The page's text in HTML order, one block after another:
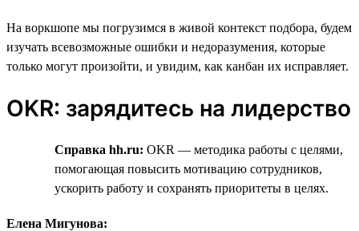
На воркшопе мы погрузимся в живой контекст подбора, будем
изучать всевозможные ошибки и недоразумения, которые
только могут произойти, и увидим, как канбан их исправляет.
OKR: зарядитесь на лидерство
Справка hh.ru: OKR — методика работы с целями,
помогающая повысить мотивацию сотрудников,
ускорить работу и сохранять приоритеты в целях.
Елена Мигунова: